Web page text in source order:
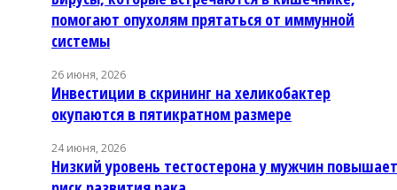
помогают опухолям прятаться от иммунной
системы
26 июня, 2026
Инвестиции в скрининг на хеликобактер
окупаются в пятикратном размере
24 июня, 2026
Низкий уровень тестостерона у мужчин повышает